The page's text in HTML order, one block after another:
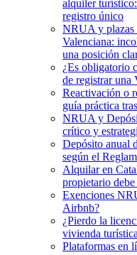
alquiler
registro único
NRUA y plazas
Valenciana:
una posición
¿Es obligatorio
de registrar una
Reactivación o
guía práctica
NRUA y
crítico y
Depósito anual
según el
Alquilar en
propietario
Exenciones
Airbnb?
¿Pierdo la
vivienda
Plataformas en